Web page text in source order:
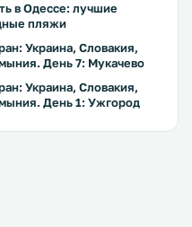
в Одессе: лучшие
пляжи
Украина, Словакия,
День 7: Мукачево
Украина, Словакия,
День 1: Ужгород